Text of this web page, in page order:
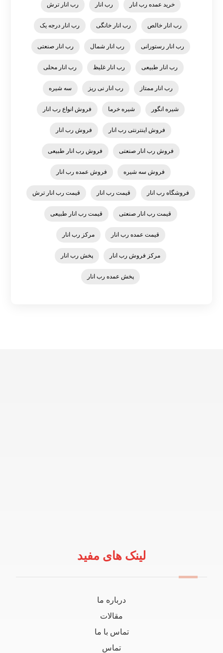
خرید عمده رب انار رب انار رب انار ترش
رب انار خالص رب انار خانگی رب انار درجه یک
رب انار رستورانی رب انار شمال رب انار صنعتی
رب انار طبیعی رب انار غلیظ رب انار محلی
رب انار ممتاز رب انار نی ریز سه شیره
شیره انگور شیره خرما فروش انواع رب انار
فروش اینترنتی رب انار فروش رب انار
فروش رب انار صنعتی فروش رب انار طبیعی
فروش سه شیره فروش عمده رب انار
فروشگاه رب انار قیمت رب انار قیمت رب انار ترش
قیمت رب انار صنعتی قیمت رب انار طبیعی
قیمت عمده رب انار مرکز رب انار
مرکز فروش رب انار پخش رب انار
پخش عمده رب انار
لینک های مفید
درباره ما
مقالات
تماس با ما
تماس